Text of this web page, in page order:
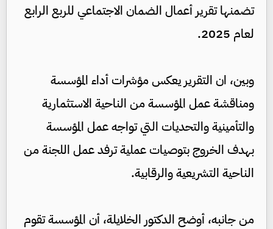
تضمنها تقرير أعمال الضمان الاجتماعي للربع الرابع
لعام 2025.
وبين، ان التقرير يعكس مؤشرات أداء المؤسسة
ومناقشة عمل المؤسسة من الناحية الاستثمارية
والتأمينية والتحديات التي تواجه عمل المؤسسة
بهدف الخروج بتوصيات عملية ترفد عمل اللجنة من
الناحية التشريعية والرقابية.
من جانبه، أوضح الدكتور الخلايلة، أن المؤسسة تقوم